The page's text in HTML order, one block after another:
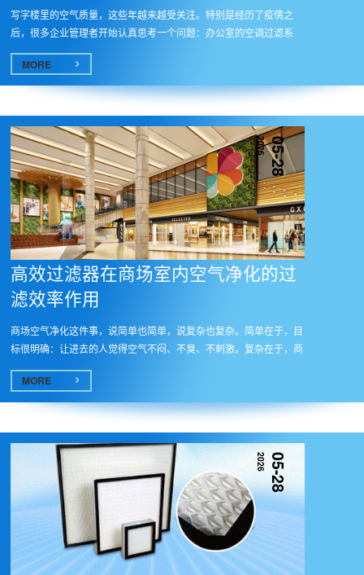
写字楼里的空气质量，这些年越来越受关注。特别是经历了疫情之
后，很多企业管理者开始认真思考一个问题：办公室的空调过滤系
统，到底...
MORE
05-28
2026
高效过滤器在商场室内空气净化的过
滤效率作用​
商场空气净化这件事，说简单也简单，说复杂也复杂。简单在于，目
标很明确：让进去的人觉得空气不闷、不臭、不刺激。复杂在于，商
场的...
MORE
05-28
2026